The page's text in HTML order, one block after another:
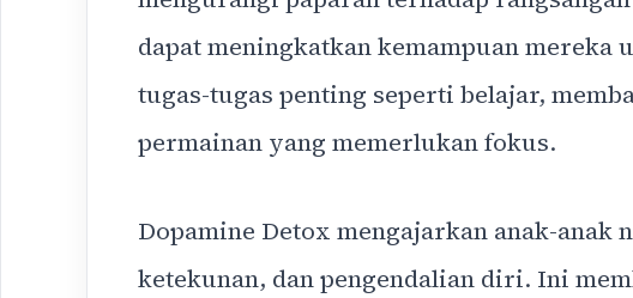
dapat meningkatkan kemampuan mereka
tugas-tugas penting seperti belajar,
permainan yang memerlukan fokus.
Dopamine Detox mengajarkan anak-
ketekunan, dan pengendalian diri. Ini